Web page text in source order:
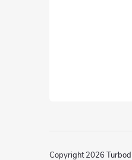
Copyright 2026